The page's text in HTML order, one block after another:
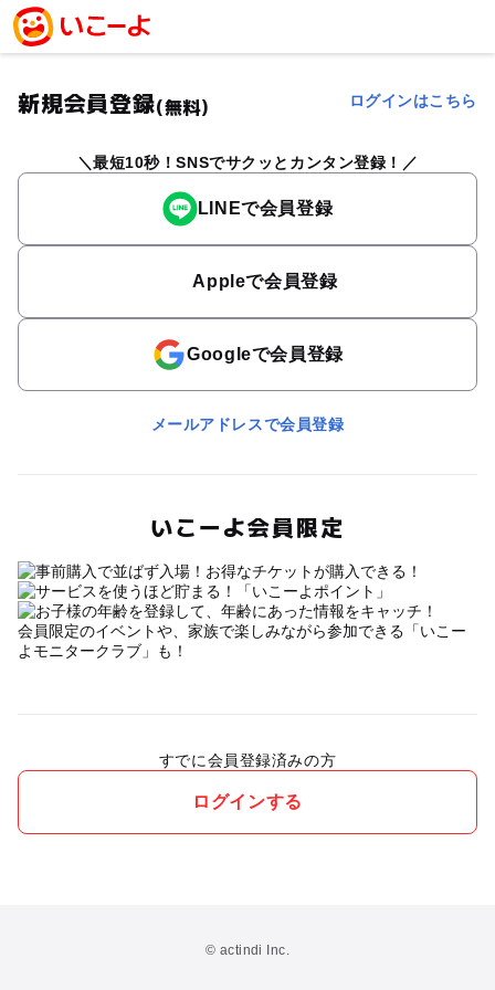
新規会員登録(無料) ログインはこちら
最短10秒！SNSでサクッとカンタン登録！
LINEで会員登録
Appleで会員登録
Googleで会員登録
メールアドレスで会員登録
いこーよ会員限定
会員限定のイベントや、家族で楽しみながら参加できる「いこー
よモニタークラブ」も！
すでに会員登録済みの方
ログインする
© actindi Inc.